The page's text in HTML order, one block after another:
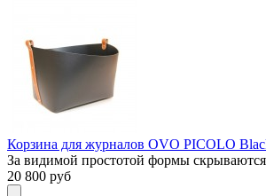
Корзина для журналов OVO PICOLO
За видимой простотой формы
20 800 руб